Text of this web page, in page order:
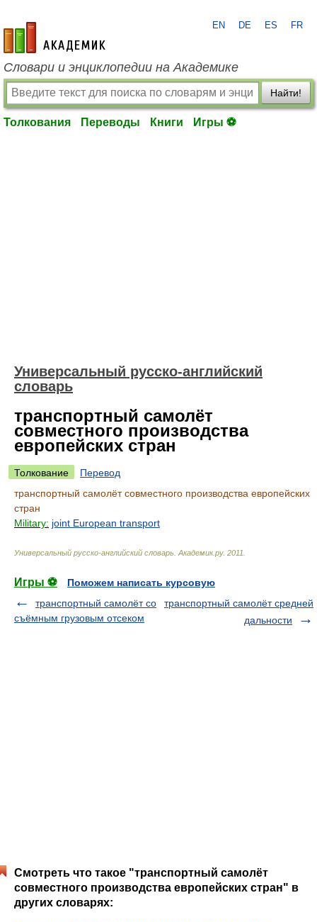
academic.ru
EN DE ES FR
Словари и энциклопедии на Академике
Найти!
Толкования Переводы Книги Игры ⚽
Универсальный русско-английский
словарь
транспортный самолёт
совместного производства
европейских стран
Толкование
Перевод
транспортный самолёт совместного производства европейских
стран
Military: joint European transport
Универсальный русско-английский словарь Академик.ру. 2011
Игры ⚽
Поможем написать курсовую
транспортный самолёт со
съёмным грузовым отсеком
транспортный самолёт средней
дальности
Смотреть что такое "транспортный самолёт
совместного производства европейских стран" в
других словарях: